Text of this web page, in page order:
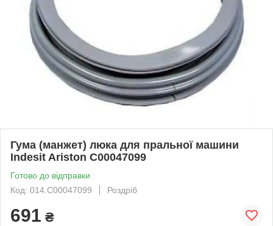
Гума (манжет) люка для пральної машини
Indesit Ariston C00047099
Готово до відправки
Код: 014.C00047099
Роздріб
691 ₴